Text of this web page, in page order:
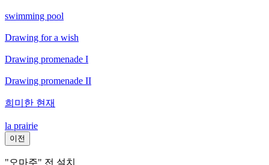
swimming pool
Drawing for a wish
Drawing promenade I
Drawing promenade II
희미한 현재
la prairie
이전
"오마주" 전 설치